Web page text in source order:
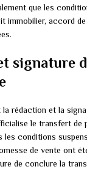
que les
immobilier, accord
signature
la rédaction et la
le transfert de
les conditions
de vente ont
de conclure la